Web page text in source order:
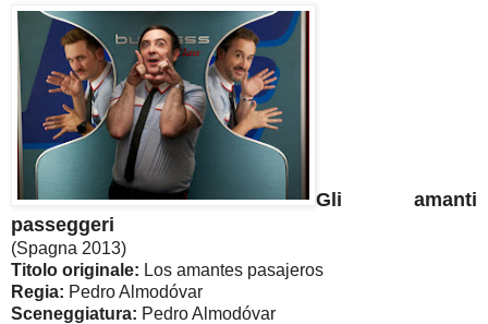
Gli amanti
passeggeri
(Spagna 2013)
Titolo originale: Los amantes pasajeros
Regia: Pedro Almodóvar
Sceneggiatura: Pedro Almodóvar